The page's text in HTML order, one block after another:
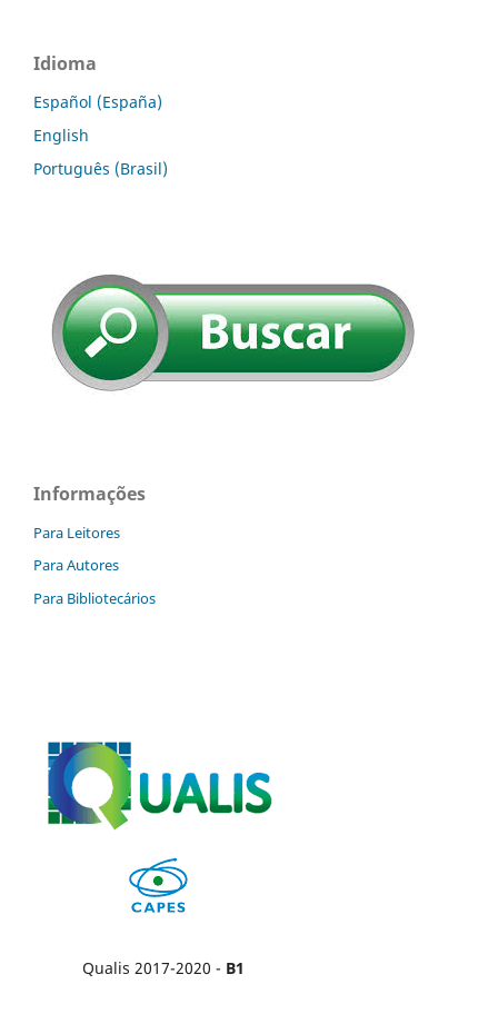
Idioma
Español (España)
English
Português (Brasil)
Informações
Para Leitores
Para Autores
Para Bibliotecários
Qualis 2017-2020 - B1